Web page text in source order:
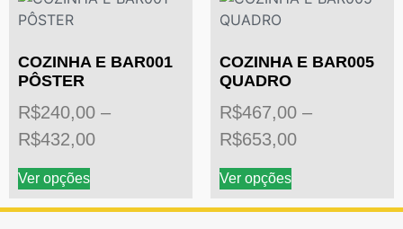
COZINHA E BAR001
PÔSTER
R$240,00 –
R$432,00
Ver opções
COZINHA E BAR005
QUADRO
R$467,00 –
R$653,00
Ver opções